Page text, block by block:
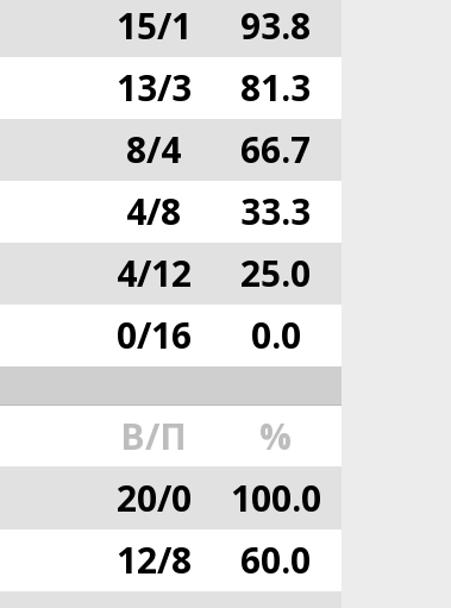
15/1 93.8
13/3 81.3
8/4 66.7
4/8 33.3
4/12 25.0
0/16 0.0
В/П %
20/0 100.0
12/8 60.0